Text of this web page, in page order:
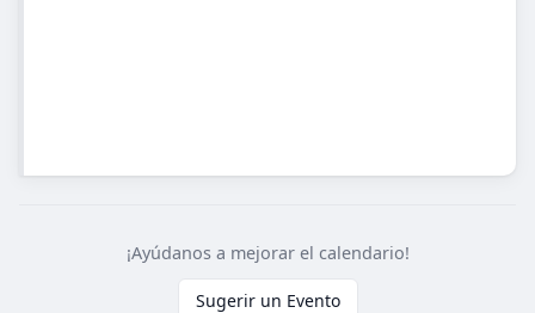
¡Ayúdanos a mejorar el calendario!
Sugerir un Evento